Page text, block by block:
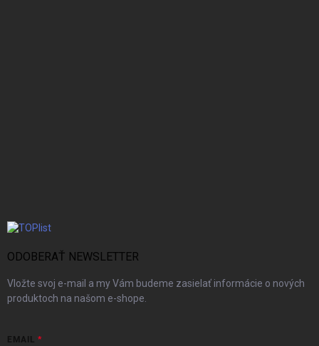
ODOBERAŤ NEWSLETTER
Vložte svoj e-mail a my Vám budeme zasielať informácie o nových
produktoch na našom e-shope.
EMAIL